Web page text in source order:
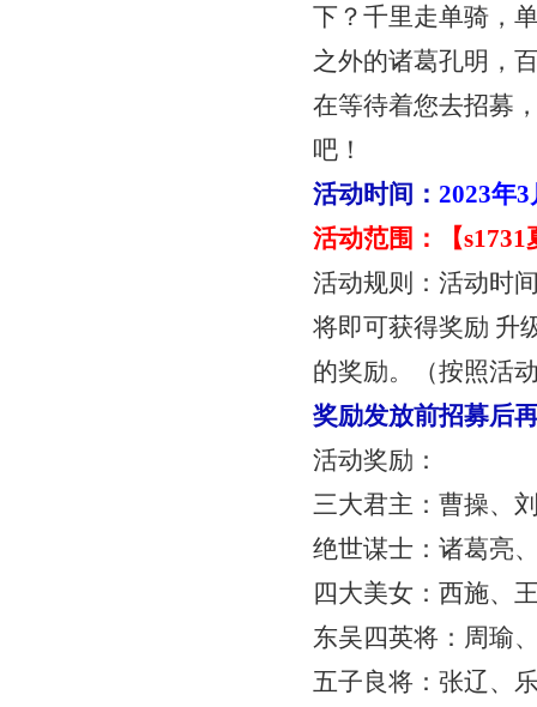
下？千里走单骑，
之外的诸葛孔明，
在等待着您去招募
吧！
活动时间：2023年
活动范围：【
活动规则：活动时
将即可获得奖励 升
的奖励。（按照活
奖励发放前招募后
活动奖励：
三大君主：曹操、
绝世谋士：诸葛亮
四大美女：西施、
东吴四英将：周瑜
五子良将：张辽、